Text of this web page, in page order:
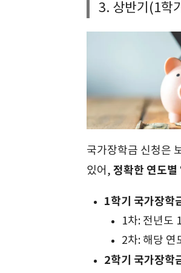
3. 상반기(1학
국가장학금 신청은
있어, 정확한 연도별
1학기 국가장학
1차: 전년도
2차: 해당 연
2학기 국가장학